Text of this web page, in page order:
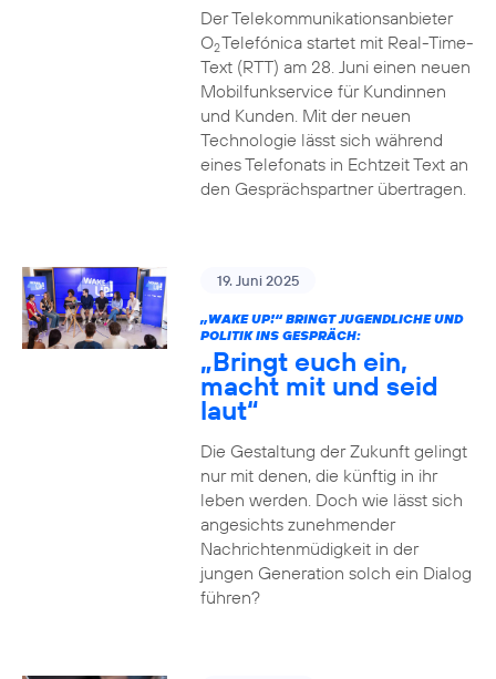
Der Telekommunikationsanbieter
O2Telefónica startet mit Real-Time-
Text (RTT) am 28. Juni einen neuen
Mobilfunkservice für Kundinnen
und Kunden. Mit der neuen
Technologie lässt sich während
eines Telefonats in Echtzeit Text an
den Gesprächspartner übertragen.
19. Juni 2025
„WAKE UP!“ BRINGT JUGENDLICHE UND
POLITIK INS GESPRÄCH:
„Bringt euch ein,
macht mit und seid
laut“
Die Gestaltung der Zukunft gelingt
nur mit denen, die künftig in ihr
leben werden. Doch wie lässt sich
angesichts zunehmender
Nachrichtenmüdigkeit in der
jungen Generation solch ein Dialog
führen?